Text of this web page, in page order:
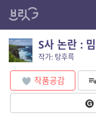
S사 논란 :
작가: 탕후륵
작품공감